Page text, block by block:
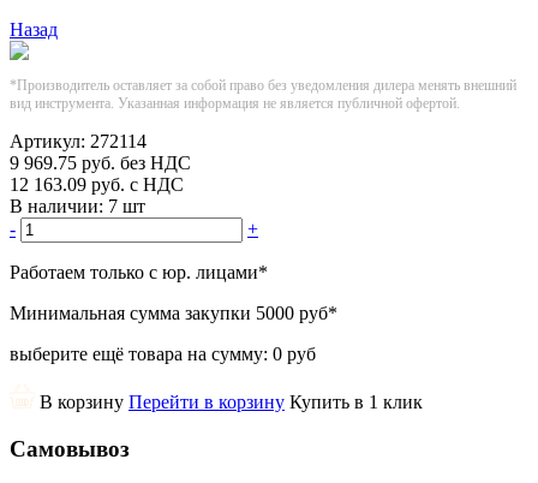
Назад
*Производитель оставляет за собой право без уведомления дилера менять внешний
вид инструмента. Указанная информация не является публичной офертой.
Артикул: 272114
9 969.75 руб. без НДС
12 163.09 руб. с НДС
В наличии: 7 шт
-
+
Работаем только с юр. лицами*
Минимальная сумма закупки 5000 руб*
выберите ещё товара на сумму: 0 руб
В корзину Перейти в корзину Купить в 1 клик
Самовывоз